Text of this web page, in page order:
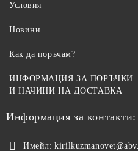
Условия
Новини
Как да поръчам?
ИНФОРМАЦИЯ ЗА ПОРЪЧКИ
И НАЧИНИ НА ДОСТАВКА
Информация за контакти:
Имейл: